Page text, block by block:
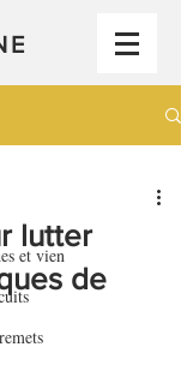
et vien
lutter
de